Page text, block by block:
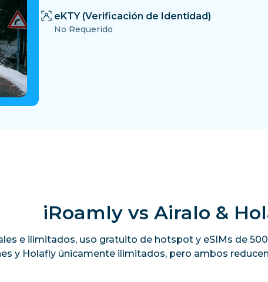
eKTY (Verificación de Identidad)
No Requerido
iRoamly vs Airalo &
e ilimitados, uso gratuito de hotspot y eSIMs de
y Holafly únicamente ilimitados, pero ambos